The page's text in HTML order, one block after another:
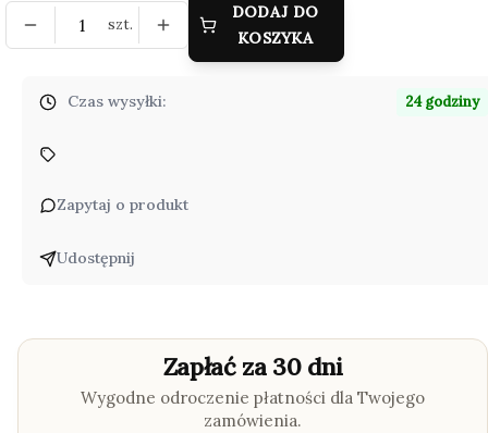
szt.
DODAJ DO
KOSZYKA
Czas wysyłki: 24 godziny
Zapytaj o produkt
Udostępnij
Zapłać za 30 dni
Wygodne odroczenie płatności dla Twojego
zamówienia.